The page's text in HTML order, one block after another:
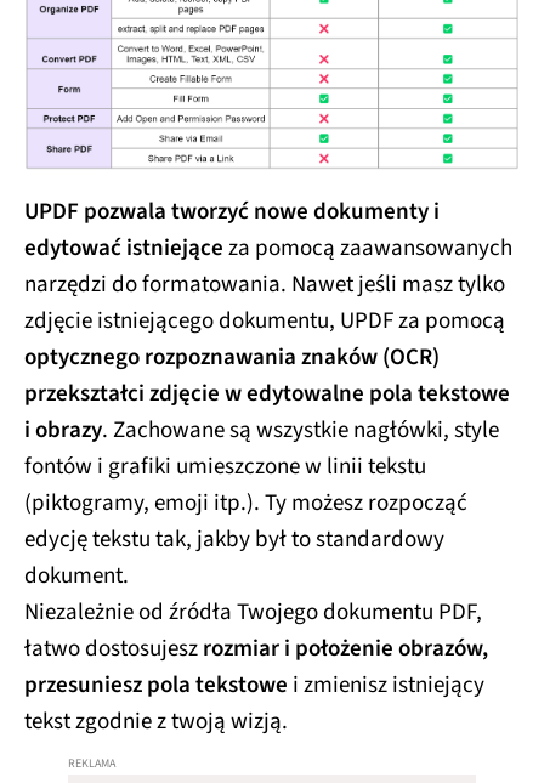
UPDF pozwala tworzyć nowe dokumenty i
edytować istniejąceza pomocą zaawansowanych
narzędzi do formatowania. Nawet jeśli masz tylko
zdjęcie istniejącego dokumentu, UPDF za pomocą
optycznego rozpoznawania znaków (OCR)
przekształci zdjęcie w edytowalne pola tekstowe
i obrazy. Zachowane są wszystkie nagłówki, style
fontów i grafiki umieszczone w linii tekstu
(piktogramy, emoji itp.). Ty możesz rozpocząć
edycję tekstu tak, jakby był to standardowy
dokument.
Niezależnie od źródła Twojego dokumentu PDF,
łatwo dostosujeszrozmiar i położenie obrazów,
przesuniesz pola tekstowe i zmienisz istniejący
tekst zgodnie z twoją wizją.